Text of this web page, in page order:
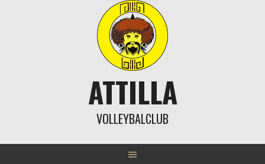
ATTILLA
VOLLEYBALCLUB